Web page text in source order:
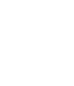
на обработку